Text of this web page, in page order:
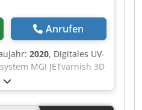
Anrufen
2020, Digitales UV-
MGI JETvarnish 3D
1.200 × 750 mm
135–800 g/m²
g/m² Geeignet